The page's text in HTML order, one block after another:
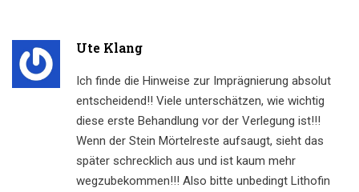
Ute Klang
Ich finde die Hinweise zur Imprägnierung absolut
entscheidend!! Viele unterschätzen, wie wichtig
diese erste Behandlung vor der Verlegung ist!!!
Wenn der Stein Mörtelreste aufsaugt, sieht das
später schrecklich aus und ist kaum mehr
wegzubekommen!!! Also bitte unbedingt Lithofin